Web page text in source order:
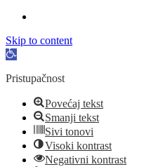
Skip to content
Open
Pristupačnost
Povećaj tekst
Smanji tekst
Sivi tonovi
Visoki kontrast
Negativni kontrast